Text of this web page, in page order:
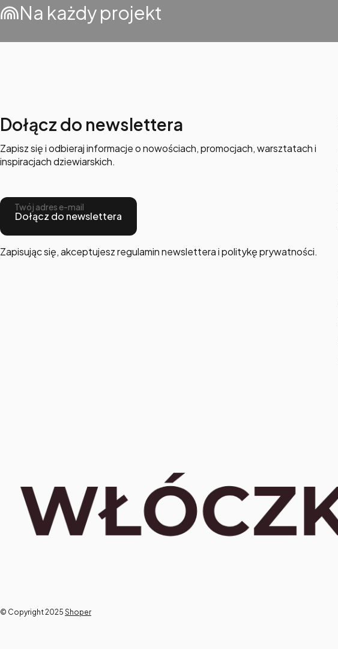
Na każdy projekt
Dołącz do newslettera
Zapisz się i odbieraj informacje o nowościach, promocjach, warsztatach i
inspiracjach dziewiarskich.
Twój adres e-mail
Dołącz do newslettera
Zapisując się, akceptujesz regulamin newslettera i politykę prywatności.
© Copyright 2025 Shoper